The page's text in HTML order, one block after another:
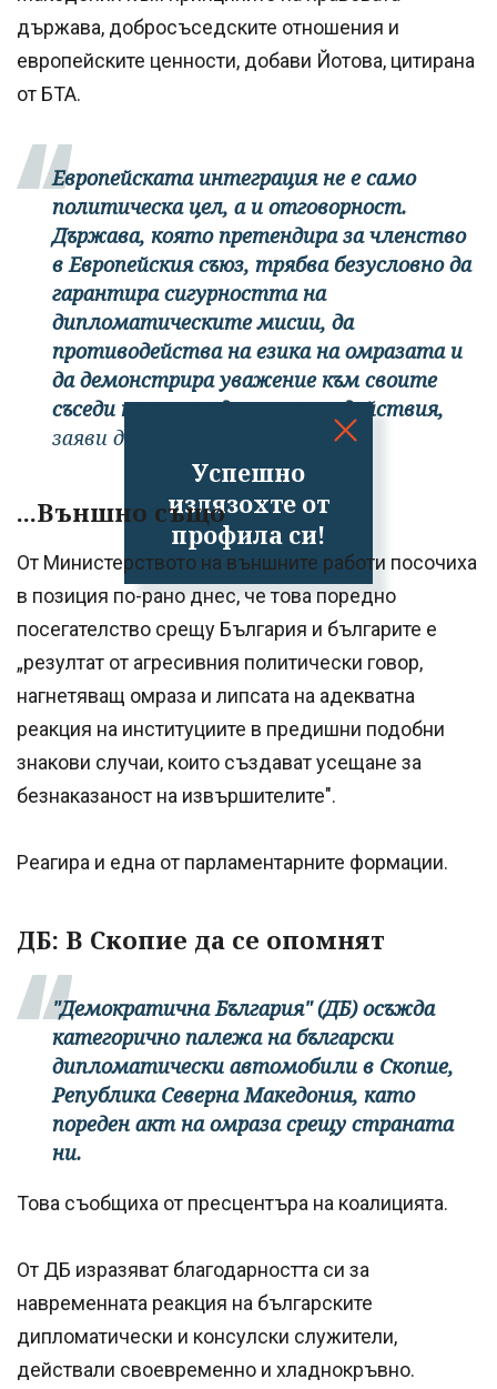
Успешно
излязохте от
профила си!
държава, добросъседските отношения и
европейските ценности, добави Йотова, цитирана
от БТА.
Европейската интеграция не е само
политическа цел, а и отговорност.
Държава, която претендира за членство
в Европейския съюз, трябва безусловно да
гарантира сигурността на
дипломатическите мисии, да
противодейства на езика на омразата и
да демонстрира уважение към своите
съседи не само с думи, но и с действия,
заяви държавният глава.
...Външно също
От Министерството на външните работи посочиха
в позиция по-рано днес, че това поредно
посегателство срещу България и българите е
„резултат от агресивния политически говор,
нагнетяващ омраза и липсата на адекватна
реакция на институциите в предишни подобни
знакови случаи, които създават усещане за
безнаказаност на извършителите".
Реагира и една от парламентарните формации.
ДБ: В Скопие да се опомнят
"Демократична България" (ДБ) осъжда
категорично палежа на български
дипломатически автомобили в Скопие,
Република Северна Македония, като
пореден акт на омраза срещу страната
ни.
Това съобщиха от пресцентъра на коалицията.
От ДБ изразяват благодарността си за
навременната реакция на българските
дипломатически и консулски служители,
действали своевременно и хладнокръвно.